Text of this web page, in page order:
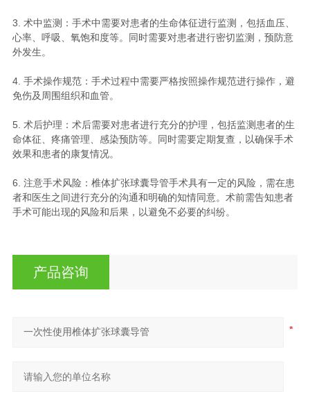
3. 术中监测：手术中需要对患者的生命体征进行监测，包括血压、
心率、呼吸、氧饱和度等。同时需要对患者进行密切监测，预防意
外发生。
4. 手术操作规范：手术过程中需要严格按照操作规范进行操作，避
免伤及周围组织和血管。
5. 术后护理：术后需要对患者进行充分的护理，包括监测患者的生
命体征、疼痛管理、感染预防等。同时需要定期复查，以确保手术
效果和患者的康复情况。
6. 注意手术风险：椎体扩张球囊导管手术具有一定的风险，需在患
者和医生之间进行充分的沟通和明确的知情同意。术前需告知患者
手术可能出现的风险和后果，以避免不必要的纠纷。
产品咨询